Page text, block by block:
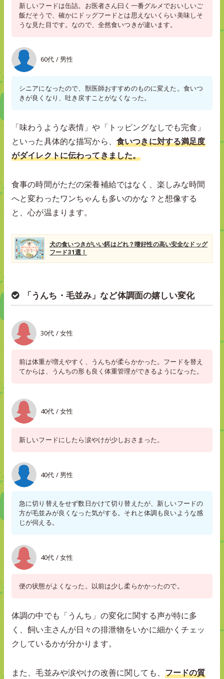
新しいフードは缶詰。お医者さん曰く一番グルメでおいしいご
飯だそうで、確かにドッグフードとは思えないくらい美味しそ
うな見た目です。なので、全然食いつきが違います。
60代 / 男性
シニアになったので、獣医師おすすめのものに変えた。食いつ
きが良くなり、吐き戻すことがなくなった。
「味わうような表情」や「トッピングなしでも完食」
といった具体的な描写から、 食いつきに対する満足度
がダイレクトに伝わってきました。
食事の時間がただの栄養補給ではなく、楽しみな時間
へと変わったワンちゃんも多いのかな？と想像する
と、心が温まります。
犬の食いつきがいい餌はどれ？嗜好性の高い安全なドッグ
フード31選！
「うんち・毛並み」など体調面の嬉しい変化
30代 / 女性
前は体重が増えやすく、うんちが柔らかかった。フードを替え
てからは、うんちの形も良く体重管理ができるようになった。
40代 / 女性
新しいフードにしたら涙やけが少しおさまった。
40代 / 男性
急に切り替えをせず数日かけて切り替えたが、新しいフードの
方が毛並みが良くなった気がする。それと体調も良いような感
じが伺える。
40代 / 女性
便の状態がよくなった。以前は少し柔らかかったので。
体調の中でも「うんち」の変化に関する声が特に多
く、飼い主さんが日々の排泄物をいかに細かくチェッ
クしているかが分かります。
また、毛並みや涙やけの改善に関しても、 フードの質